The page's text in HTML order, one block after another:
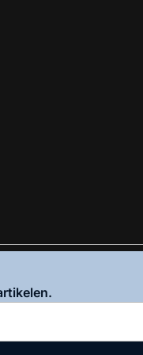
Privacy instellingen